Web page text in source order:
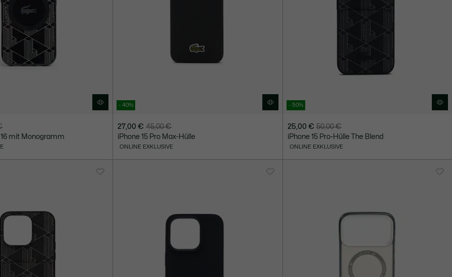
16 mit Monogramm
- 40%
27,00 €
Preis
27,00
45,00 €
Originalpreis
45,00
iPhone 15 Pro Max-Hülle
ONLINE EXKLUSIVE
- 50%
25,00 €
Preis
25,00
50,00 €
Originalpreis
50,00
iPhone 15 Pro-Hülle The Blend
ONLINE EXKLUSIVE